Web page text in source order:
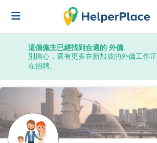
這個僱主已經找到合適的 外傭.
別擔心，還有更多在新加坡的外傭工作正
在招聘。